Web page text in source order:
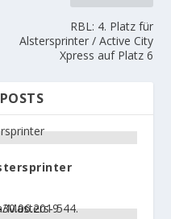
RBL: 4. Platz für
Alstersprinter / Active City
Xpress auf Platz 6